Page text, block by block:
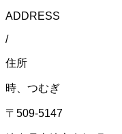
ADDRESS
/
住所
時、つむぎ
〒509-5147